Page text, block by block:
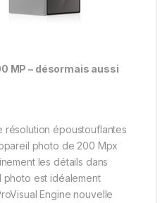
MP – désormais aussi
résolution époustouflantes
photo de 200 Mpx
les détails dans
photo est idéalement
Engine nouvelle